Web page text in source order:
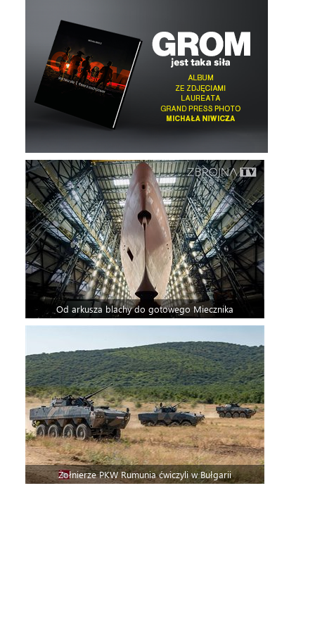
Od arkusza blachy do gotowego Miecznika
Żołnierze PKW Rumunia ćwiczyli w Bułgarii